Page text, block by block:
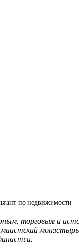
по недвижимости
торговым и